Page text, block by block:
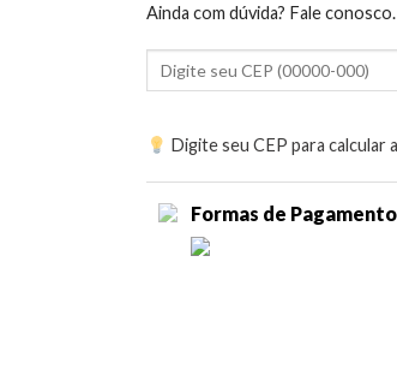
Ainda com dúvida? Fale conosco.
Digite seu CEP para
Formas de Pagamento